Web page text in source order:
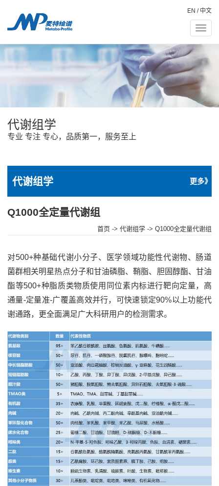
Toggle
EN / 中文
代谢组学
专业 专注 专心，品质第一，服务至上
代谢组学 更多》
Q1000全定量代谢组
首页 -> 代谢组学 -> Q1000全定量代谢组
对500+种基础代谢小分子、医学领域功能性代谢物、肠道
菌群相关明星热点分子和甘油磷脂、鞘脂、胆固醇酯、甘油
酯等500+种脂质类物质使用同位素内标进行靶向定量，高
通量-定量准-广覆盖高效并行，可快速锁定90%以上功能代
谢通路，更全面满足广大科研用户的检测需求。